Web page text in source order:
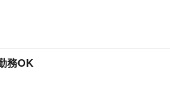
務OK